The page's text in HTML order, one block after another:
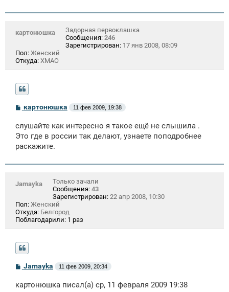
картонюшка
Задорная первоклашка
Сообщения: 246
Зарегистрирован: 17 янв 2008, 08:09
Пол: Женский
Откуда: ХМАО
С
б
щ
н
е
картонюшка 11 фев 2009, 19:38
слушайте как интересно я такое ещё не слышила .
Это где в россии так делают, узнаете поподробнее
раскажите.
Jamayka
Только зачали
Сообщения: 43
Зарегистрирован: 22 апр 2008, 10:30
Пол: Женский
Откуда: Белгород
Поблагодарили: 1 раз
б
Jamayka 11 фев 2009, 20:34
картонюшка писал(а) ср, 11 февраля 2009 19:38